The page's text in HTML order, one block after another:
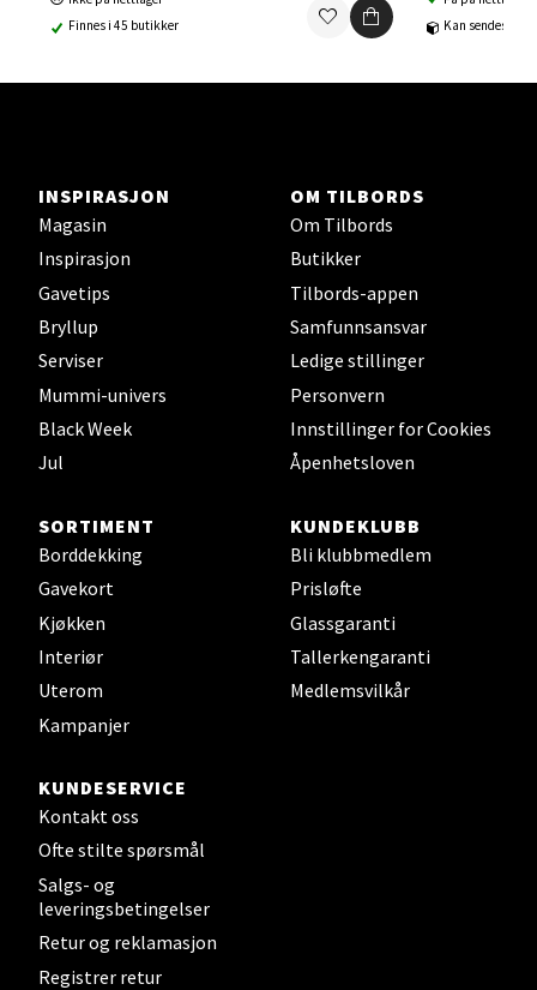
Finnes i 45 butikker
Kan sendes til
INSPIRASJON
Magasin
Inspirasjon
Gavetips
Bryllup
Serviser
Mummi-univers
Black Week
Jul
OM TILBORDS
Om Tilbords
Butikker
Tilbords-appen
Samfunnsansvar
Ledige stillinger
Personvern
Innstillinger for Cookies
Åpenhetsloven
SORTIMENT
Borddekking
Gavekort
Kjøkken
Interiør
Uterom
Kampanjer
KUNDEKLUBB
Bli klubbmedlem
Prisløfte
Glassgaranti
Tallerkengaranti
Medlemsvilkår
KUNDESERVICE
Kontakt oss
Ofte stilte spørsmål
Salgs- og
leveringsbetingelser
Retur og reklamasjon
Registrer retur
Sortland - Sortland Storsenter
Strangata 26, 8400 Sortland
Åpent i dag 10-16
Steinkjer - Thon Senter Steinkjer
Åpent i dag 10-18
Leirvik - Stord